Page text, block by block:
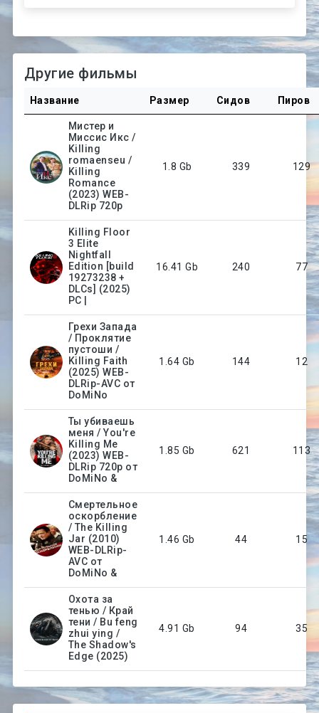
Другие фильмы
Название Размер Сидов Пиров
Мистер и
Миссис Икс /
Killing
romaenseu /
Killing
Romance
(2023) WEB-
DLRip 720p
1.8 Gb 339 129
Killing Floor
3 Elite
Nightfall
Edition [build
19273238 +
DLCs] (2025)
PC |
16.41 Gb 240 77
Грехи Запада
/ Проклятие
пустоши /
Killing Faith
(2025) WEB-
DLRip-AVC от
DoMiNo
1.64 Gb 144 12
Ты убиваешь
меня / You're
Killing Me
(2023) WEB-
DLRip 720p от
DoMiNo &
1.85 Gb 621 113
Смертельное
оскорбление
/ The Killing
Jar (2010)
WEB-DLRip-
AVC от
DoMiNo &
1.46 Gb 44 15
Охота за
тенью / Край
тени / Bu feng
zhui ying /
The Shadow's
Edge (2025)
4.91 Gb 94 35